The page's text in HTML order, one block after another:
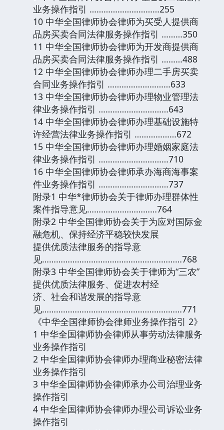
业务操作指引 …………………………255
10 中华全国律师协会律师为买受人提供商
品房买卖合同法律服务操作指引 ………350
11 中华全国律师协会律师为开发商提供商
品房买卖合同法律服务操作指引 ………488
12 中华全国律师协会律师办理二手房买卖
合同业务操作指引 ………………………633
13 中华全国律师协会律师办理物业管理法
律业务操作指引 …………………………643
14 中华全国律师协会律师办理基础设施特
许经营法律业务操作指引 ………………672
15 中华全国律师协会律师办理婚姻家庭法
律业务操作指引 …………………………710
16 中华全国律师协会律师承办海商海事案
件业务操作指引 …………………………737
附录1 中华*律师协会关于律师办理群体性
案件指导意见…………………………764
附录2 中华全国律师协会关于为应对国际金
融危机、保持经济平稳较快发展
提供优质法律服务的指导意
见……………………………………………………768
附录3 中华全国律师协会关于律师为“三农”
提供优质法律服务、促进农村经
济、社会和谐发展的指导意
见……………………………………………………771
《中华全国律师协会律师业务操作指引 2》
1 中华全国律师协会律师从事劳动法律服务
业务操作指引
2 中华全国律师协会律师办理商业秘密法律
业务操作指引
3 中华全国律师协会律师承办公司治理业务
操作指引
4 中华全国律师协会律师办理公司诉讼业务
操作指引